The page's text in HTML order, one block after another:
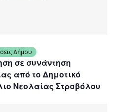
σε συνάντηση
από το Δημοτικό
Νεολαίας Στροβόλου
Δήμου